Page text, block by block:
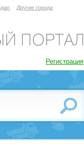
Другие города
Регистрация